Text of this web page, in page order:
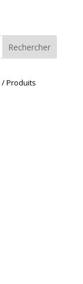
Rechercher
/ Produits